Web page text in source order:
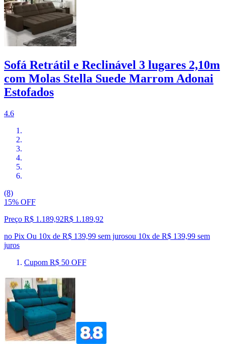
Sofá Retrátil e Reclinável 3 lugares 2,10m
com Molas Stella Suede Marrom Adonai
Estofados
4.6
(8)
15% OFF
Preço R$ 1.189,92R$ 1.189,92
no Pix Ou 10x de R$ 139,99 sem jurosou 10x de R$ 139,99 sem
juros
Cupom R$ 50 OFF